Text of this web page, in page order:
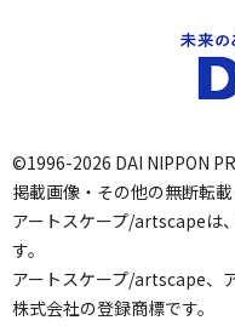
©1996-2026 DAI NIPPON
掲載画像・その他の無断転載
アートスケープ/artscapeは
す。
アートスケープ/artscape、
株式会社の登録商標です。